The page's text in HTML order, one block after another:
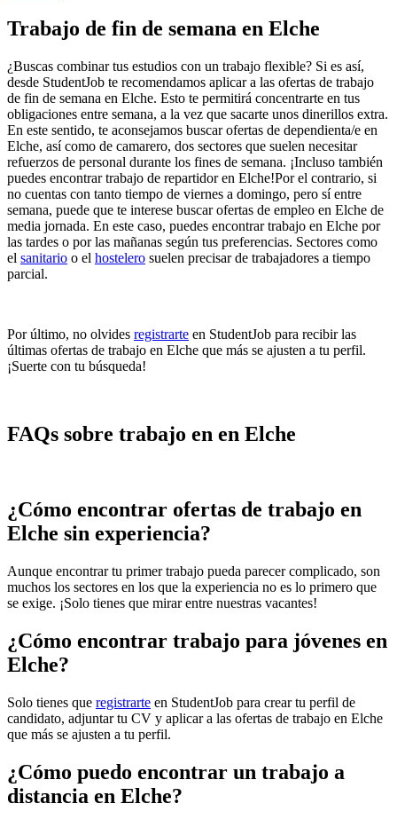
Trabajo de fin de semana en Elche
¿Buscas combinar tus estudios con un trabajo flexible? Si es así,
desde StudentJob te recomendamos aplicar a las ofertas de trabajo
de fin de semana en Elche. Esto te permitirá concentrarte en tus
obligaciones entre semana, a la vez que sacarte unos dinerillos extra.
En este sentido, te aconsejamos buscar ofertas de dependienta/e en
Elche, así como de camarero, dos sectores que suelen necesitar
refuerzos de personal durante los fines de semana. ¡Incluso también
puedes encontrar trabajo de repartidor en Elche!Por el contrario, si
no cuentas con tanto tiempo de viernes a domingo, pero sí entre
semana, puede que te interese buscar ofertas de empleo en Elche de
media jornada. En este caso, puedes encontrar trabajo en Elche por
las tardes o por las mañanas según tus preferencias. Sectores como
el sanitario o el hostelero suelen precisar de trabajadores a tiempo
parcial.
Por último, no olvides registrarte en StudentJob para recibir las
últimas ofertas de trabajo en Elche que más se ajusten a tu perfil.
¡Suerte con tu búsqueda!
FAQs sobre trabajo en en Elche
¿Cómo encontrar ofertas de trabajo en
Elche sin experiencia?
Aunque encontrar tu primer trabajo pueda parecer complicado, son
muchos los sectores en los que la experiencia no es lo primero que
se exige. ¡Solo tienes que mirar entre nuestras vacantes!
¿Cómo encontrar trabajo para jóvenes en
Elche?
Solo tienes que registrarte en StudentJob para crear tu perfil de
candidato, adjuntar tu CV y aplicar a las ofertas de trabajo en Elche
que más se ajusten a tu perfil.
¿Cómo puedo encontrar un trabajo a
distancia en Elche?